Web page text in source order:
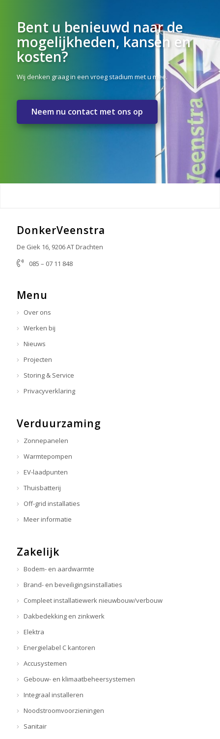
Bent u benieuwd naar de
mogelijkheden, kansen en
kosten?
Wij denken graag in een vroeg stadium met u mee.
Neem nu contact met ons op
DonkerVeenstra
De Giek 16, 9206 AT Drachten
085 – 07 11 848
Menu
Over ons
Werken bij
Nieuws
Projecten
Storing & Service
Privacyverklaring
Verduurzaming
Zonnepanelen
Warmtepompen
EV-laadpunten
Thuisbatterij
Off-grid installaties
Meer informatie
Zakelijk
Bodem- en aardwarmte
Brand- en beveiligingsinstallaties
Compleet installatiewerk nieuwbouw/verbouw
Dakbedekking en zinkwerk
Elektra
Energielabel C kantoren
Accusystemen
Gebouw- en klimaatbeheersystemen
Integraal installeren
Noodstroomvoorzieningen
Sanitair